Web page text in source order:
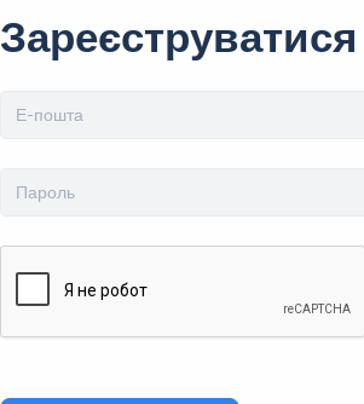
Зареєструватися